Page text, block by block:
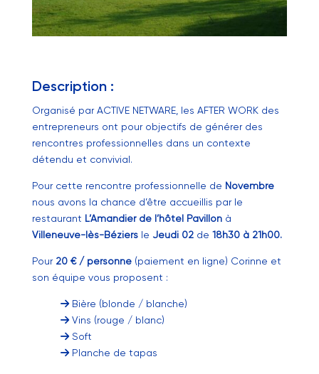
Description :
Organisé par ACTIVE NETWARE, les AFTER WORK des
entrepreneurs ont pour objectifs de générer des
rencontres professionnelles dans un contexte
détendu et convivial.
Pour cette rencontre professionnelle de Novembre
nous avons la chance d’être accueillis par le
restaurant L’Amandier de l’hôtel Pavillon à
Villeneuve-lès-Béziers le Jeudi 02 de 18h30 à 21h00.
Pour20 € / personne(paiement en ligne) Corinne et
son équipe vous proposent :
Bière (blonde / blanche)
Vins (rouge / blanc)
Soft
Planche de tapas